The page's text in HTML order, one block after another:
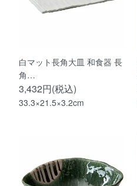
白マット長角大皿 和食器 長
角…
3,432円(税込)
33.3×21.5×3.2cm